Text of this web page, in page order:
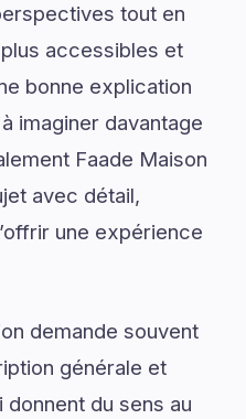
tout en
accessibles et
bonne explication
imaginer davantage
Faade Maison
avec détail,
une expérience
demande souvent
générale et
du sens au